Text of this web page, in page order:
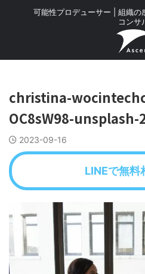
可能性プロデューサー | 組織の
コンサ
christina-
OC8sW98-unsplash-
2023-09-16
LINEで無料